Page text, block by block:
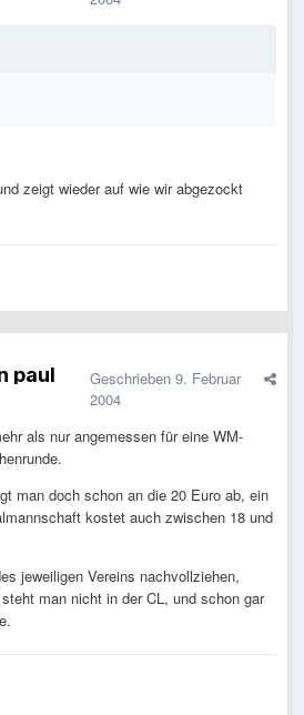
zeigt wieder auf wie wir abgezockt
paul Geschrieben 9. Februar
2004
als nur angemessen für eine WM-
man doch schon an die 20 Euro ab, ein
kostet auch zwischen 18 und
jeweiligen Vereins nachvollziehen,
man nicht in der CL, und schon gar